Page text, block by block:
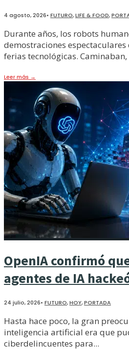
4 agosto, 2026• FUTURO,LIFE & FOOD,
Durante años, los robots
demostraciones
ferias tecnológicas.
Leer más →
OpenIA confirmó
agentes de IA
24 julio, 2026• FUTURO,HOY,PORTADA
Hasta hace poco, la gran
inteligencia artificial era que
ciberdelincuentes para...